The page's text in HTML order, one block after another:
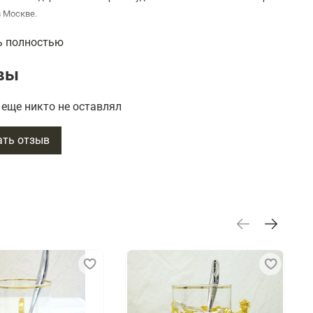
Москве.
-178мм
-62мм, диаметр рюмки верх- 35мм, низ-30мм
полностью
никто не оставлял
отзыв